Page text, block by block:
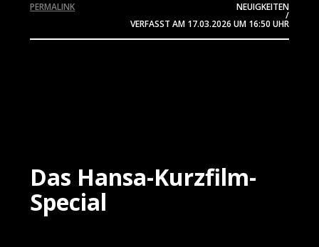
NEUIGKEITEN
/
VERFASST AM 17.03.2026 UM 16:50 UHR
PERMALINK
Das Hansa-Kurzfilm-
Special